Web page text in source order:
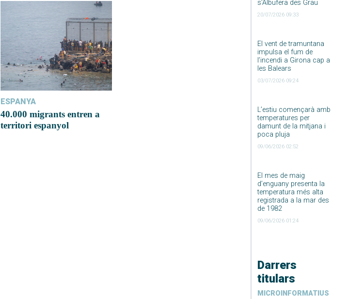
s’Albufera des Grau
20/07/2026 09:33
El vent de tramuntana
impulsa el fum de
l’incendi a Girona cap a
les Balears
03/07/2026 09:24
L’estiu començarà amb
temperatures per
damunt de la mitjana i
poca pluja
09/06/2026 02:52
El mes de maig
d’enguany presenta la
temperatura més alta
registrada a la mar des
de 1982
09/06/2026 01:24
Darrers
titulars
MICROINFORMATIUS
ESPANYA
40.000 migrants entren a
territori espanyol